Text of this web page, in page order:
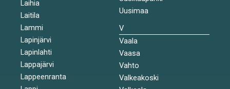
Laihia
Laitila
Lammi
Lapinjärvi
Lapinlahti
Lappajärvi
Lappeenranta
Uusimaa
V
Vaala
Vaasa
Vahto
Valkeakoski